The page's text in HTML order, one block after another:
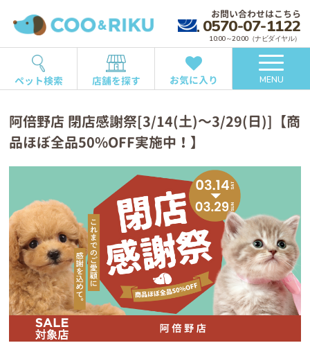
お問い合わせはこちら
0570-07-1122
10:00～20:00（ナビダイヤル）
ペット検索 店舗を探す お気に入り MENU
阿倍野店 閉店感謝祭[3/14(土)～3/29(日)]【商
品ほぼ全品50%OFF実施中！】